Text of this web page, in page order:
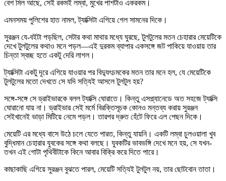
বেশ মিল আছে, সেই রকমই লম্বা, মুখের পাশটাও একরকম।
এমনসময় পুলিশের হাত নামল, ট্যাক্সিটা এগিয়ে গেল সামনের দিকে।
সুরঞ্জন যে-বইটা পড়ছিল, সেটার কথা মাথার মধ্যে ঘুরছে, টুলটুলের মতন চেহারার মেয়েটিকে
দেখে টুলটুলের কথাও মনে পড়ল—এই দুরকম ব্যাপার একসঙ্গে জট পাকিয়ে যাওয়ায় তার
চিন্তা স্বচ্ছ হতে একটু দেরি লাগল।
ট্যাক্সিটা একটু দূরে এগিয়ে যাওয়ার পর বিদ্যুৎচমকের মতন তার মনে হল, যে মেয়েটিকে
টুলটুলের মতো দেখতে সে যদি সত্যিই আসলে টুলটুল হয়?
সঙ্গে-সঙ্গে সে ড্রাইভারকে বলল ট্যাক্সি ঘোরাতে। কিন্তু এসপ্ল্যানেডে অত সহজে ট্যাক্সি
ঘোরানো যায় না। ড্রাইভার সেই মর্মে বিরক্তিসূচক কোনও মন্তব্য করায় সুরঞ্জন
সেইখানেই ভাড়া মিটিয়ে নেমে পড়ল। তারপর দ্রুত হেঁটে ফিরে এল পেছন দিকে।
মেয়েটি এর মধ্যে বাসে উঠে চলে যেতে পারত, কিন্তু যায়নি। একটি লম্বা চুলওয়ালা খুব
বুদ্ধিমান চেহারার যুবকের সঙ্গে কথা বলছে। যুবকটির ভাবভঙ্গি দেখে মনে হয়, সে যখন-
তখন এই গোটা পৃথিবীটাকে কিনে আবার বিক্রি করে দিতে পারে।
কাছাকাছি এগিয়ে সুরঞ্জন বুঝতে পারল, মেয়েটি সত্যিই টুলটুল নয়, তার ছোটবোন তাতা।